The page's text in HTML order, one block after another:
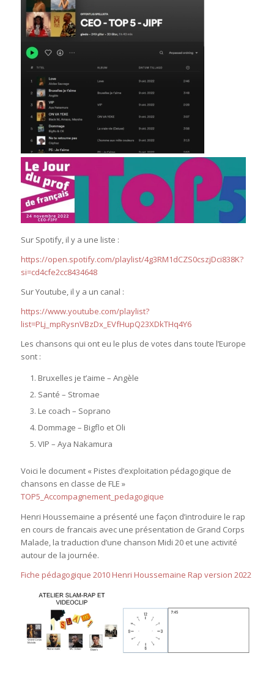
Sur Spotify, il y a une liste :
https://open.spotify.com/playlist/4g3RM1dCZS0cszjDci838K?
si=cd4cfe2cc8434648
Sur Youtube, il y a un canal :
https://www.youtube.com/playlist?
list=PLj_mpRysnVBzDx_EVfHupQ23XDkTHq4Y6
Les chansons qui ont eu le plus de votes dans toute l’Europe
sont :
Bruxelles je t’aime – Angèle
Santé – Stromae
Le coach – Soprano
Dommage – Bigflo et Oli
VIP – Aya Nakamura
Voici le document « Pistes d’exploitation pédagogique de
chansons en classe de FLE »
TOP5_Accompagnement_pedagogique
Henri Houssemaine a présenté une façon d’introduire le rap
en cours de francais avec une présentation de Grand Corps
Malade, la traduction d’une chanson Midi 20 et une activité
autour de la journée.
Fiche pédagogique 2010 Henri Houssemaine Rap version 2022